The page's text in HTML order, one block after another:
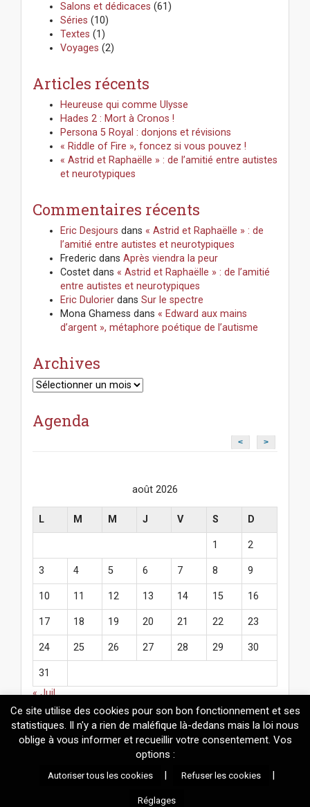
Salons et dédicaces (61)
Séries (10)
Textes (1)
Voyages (2)
Articles récents
Heureuse qui comme Ulysse
Hades 2 : Mort à Cronos !
Persona 5 Royal : donjons et révisions
« Riddle of Fire », foncez si vous pouvez !
« Astrid et Raphaëlle » : de l’amitié entre autistes
et neurotypiques
Commentaires récents
Eric Desjours dans « Astrid et Raphaëlle » : de
l’amitié entre autistes et neurotypiques
Frederic dans Après viendra la peur
Costet dans « Astrid et Raphaëlle » : de l’amitié
entre autistes et neurotypiques
Eric Dulorier dans Sur le spectre
Mona Ghamess dans « Edward aux mains
d’argent », métaphore poétique de l’autisme
Archives
Archives
Agenda
< >
août 2026
L M M J V S D
1 2
3 4 5 6 7 8 9
10 11 12 13 14 15 16
17 18 19 20 21 22 23
24 25 26 27 28 29 30
31
« Juil
Réalisation technique : Mickaël Adamadorassy |
Propulsé par
et un thème maison basé sur
Ce site utilise des cookies pour son bon fonctionnement et ses
statistiques. Il n'y a rien de maléfique là-dedans mais la loi nous
oblige à vous informer et recueillir votre consentement. Vos
options :
Autoriser tous les cookies | Refuser les cookies |
Réglages